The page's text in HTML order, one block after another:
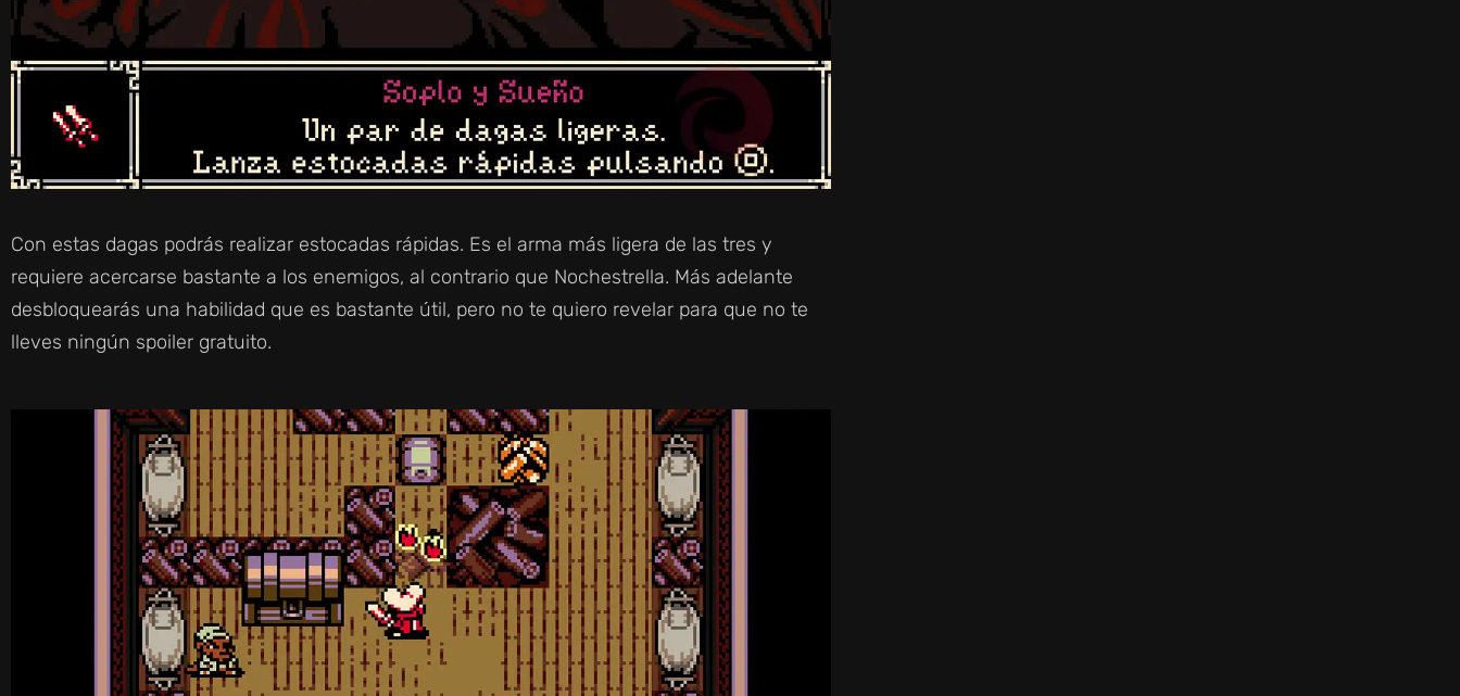
Con estas dagas podrás realizar estocadas rápidas. Es el arma más ligera de las tres y
requiere acercarse bastante a los enemigos, al contrario que Nochestrella. Más adelante
desbloquearás una habilidad que es bastante útil, pero no te quiero revelar para que no te
lleves ningún spoiler gratuito.